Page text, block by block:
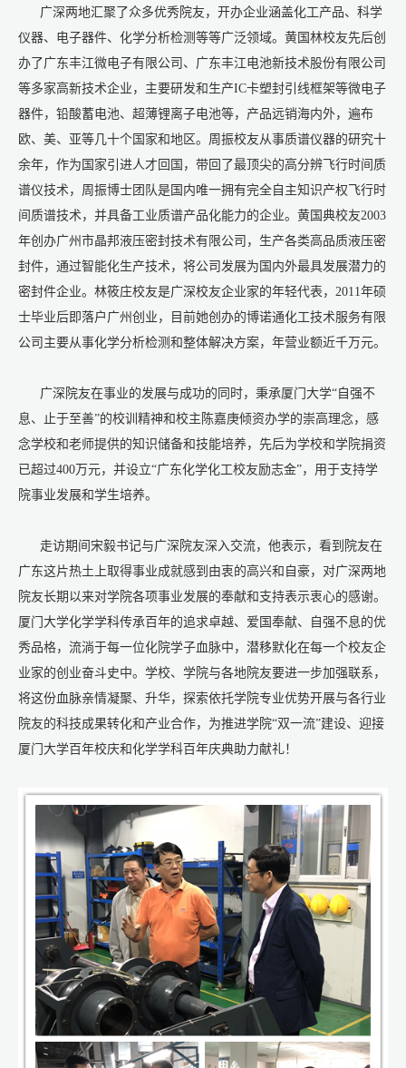
广深两地汇聚了众多优秀院友，开办企业涵盖化工产品、科学
仪器、电子器件、化学分析检测等等广泛领域。黄国林校友先后创
办了广东丰江微电子有限公司、广东丰江电池新技术股份有限公司
等多家高新技术企业，主要研发和生产IC卡塑封引线框架等微电子
器件，铅酸蓄电池、超薄锂离子电池等，产品远销海内外，遍布
欧、美、亚等几十个国家和地区。周振校友从事质谱仪器的研究十
余年，作为国家引进人才回国，带回了最顶尖的高分辨飞行时间质
谱仪技术，周振博士团队是国内唯一拥有完全自主知识产权飞行时
间质谱技术，并具备工业质谱产品化能力的企业。黄国典校友2003
年创办广州市晶邦液压密封技术有限公司，生产各类高品质液压密
封件，通过智能化生产技术，将公司发展为国内外最具发展潜力的
密封件企业。林筱庄校友是广深校友企业家的年轻代表，2011年硕
士毕业后即落户广州创业，目前她创办的博诺通化工技术服务有限
公司主要从事化学分析检测和整体解决方案，年营业额近千万元。
广深院友在事业的发展与成功的同时，秉承厦门大学“自强不
息、止于至善”的校训精神和校主陈嘉庚倾资办学的崇高理念，感
念学校和老师提供的知识储备和技能培养，先后为学校和学院捐资
已超过400万元，并设立“广东化学化工校友励志金”，用于支持学
院事业发展和学生培养。
走访期间宋毅书记与广深院友深入交流，他表示，看到院友在
广东这片热土上取得事业成就感到由衷的高兴和自豪，对广深两地
院友长期以来对学院各项事业发展的奉献和支持表示衷心的感谢。
厦门大学化学学科传承百年的追求卓越、爱国奉献、自强不息的优
秀品格，流淌于每一位化院学子血脉中，潜移默化在每一个校友企
业家的创业奋斗史中。学校、学院与各地院友要进一步加强联系，
将这份血脉亲情凝聚、升华，探索依托学院专业优势开展与各行业
院友的科技成果转化和产业合作，为推进学院“双一流”建设、迎接
厦门大学百年校庆和化学学科百年庆典助力献礼！